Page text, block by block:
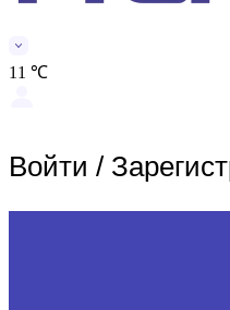
11 ℃
Войти /